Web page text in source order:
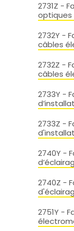
2731Z -
optiques
2732Y -
câbles
2732Z -
câbles
2733Y -
2733Z -
2740Y -
2740Z -
2751Y -